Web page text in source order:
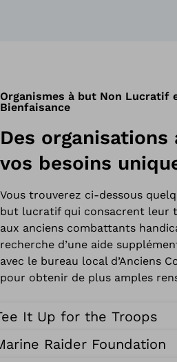
Organismes à but Non Lucratif
Bienfaisance
Des organisations
vos besoins
Vous trouverez ci-dessous
but lucratif qui consacrent leur
aux anciens combattants
recherche d’une aide
avec le bureau local d’Anciens
pour obtenir de plus amples
It Up for the Troops
Raider Foundation